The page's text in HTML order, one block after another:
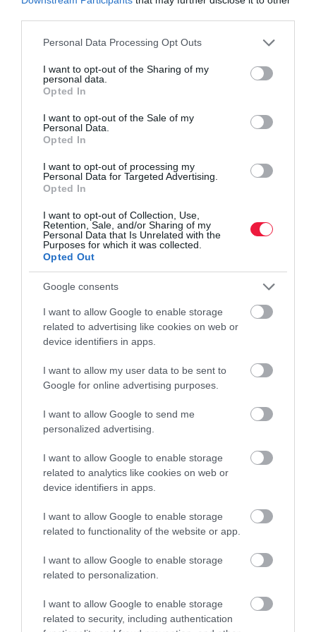
Please note that this website/app uses one or more Google
not limited to your visit or usage behaviour. You may click to
grant or deny consent to Google and its third-party tags to
use your data for below specified purposes in below Google
consent section.
Personal Data Processing Opt Outs
I want to opt-out of the Sharing of my
personal data.
Opted In
I want to opt-out of the Sale of my
Personal Data.
Opted In
I want to opt-out of processing my
Personal Data for Targeted Advertising.
Opted In
I want to opt-out of Collection, Use,
Retention, Sale, and/or Sharing of my
Personal Data that Is Unrelated with the
Purposes for which it was collected.
Opted Out
Google consents
I want to allow Google to enable storage
related to advertising like cookies on web or
device identifiers in apps.
I want to allow my user data to be sent to
Google for online advertising purposes.
I want to allow Google to send me
personalized advertising.
I want to allow Google to enable storage
related to analytics like cookies on web or
device identifiers in apps.
I want to allow Google to enable storage
related to functionality of the website or app.
I want to allow Google to enable storage
related to personalization.
I want to allow Google to enable storage
related to security, including authentication
erőben van – dacára a Wall Street sötét jóslatainak.
Insider)
orosz olaj bmi
FELVÁSÁRLÁS
Játékos kedvű arabok – Készpénzért vették meg a
világ egyik legnagyobb játékcégét
Hivatalosan is lezárult az Electronic Arts (EA) felvásárlása,
miután az Európai Unió is jóváhagyta az üzletet. A világ egyik